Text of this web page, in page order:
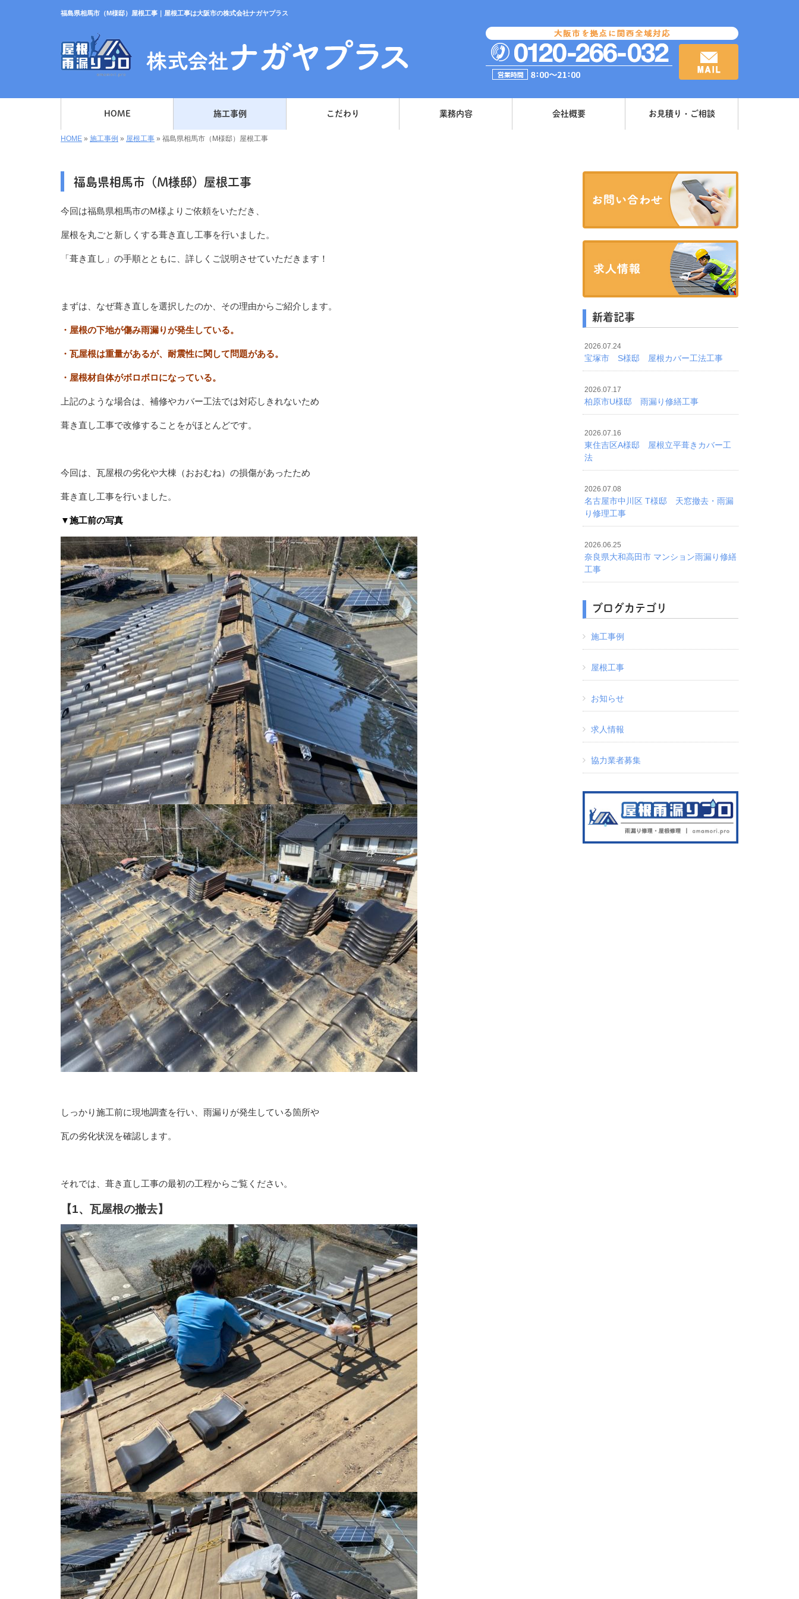
福島県相馬市（M様邸）屋根工事｜屋根工事は大阪市の株式会社ナガヤプラス
HOME 施工事例 こだわり 業務内容 会社概要 お見積り・ご相談
HOME » 施工事例 » 屋根工事 » 福島県相馬市（M様邸）屋根工事
福島県相馬市（M様邸）屋根工事
今回は福島県相馬市のM様よりご依頼をいただき、
屋根を丸ごと新しくする葺き直し工事を行いました。
「葺き直し」の手順とともに、詳しくご説明させていただきます！
まずは、なぜ葺き直しを選択したのか、その理由からご紹介します。
・屋根の下地が傷み雨漏りが発生している。
・瓦屋根は重量があるが、耐震性に関して問題がある。
・屋根材自体がボロボロになっている。
上記のような場合は、補修やカバー工法では対応しきれないため
葺き直し工事で改修することをがほとんどです。
今回は、瓦屋根の劣化や大棟（おおむね）の損傷があったため
葺き直し工事を行いました。
▼施工前の写真
しっかり施工前に現地調査を行い、雨漏りが発生している箇所や
瓦の劣化状況を確認します。
それでは、葺き直し工事の最初の工程からご覧ください。
【1、瓦屋根の撤去】
新着記事
2026.07.24
宝塚市 S様邸 屋根カバー工法工事
2026.07.17
柏原市U様邸 雨漏り修繕工事
2026.07.16
東住吉区A様邸 屋根立平葺きカバー工
法
2026.07.08
名古屋市中川区 T様邸 天窓撤去・雨漏
り修理工事
2026.06.25
奈良県大和高田市 マンション雨漏り修繕
工事
ブログカテゴリ
施工事例
屋根工事
お知らせ
求人情報
協力業者募集